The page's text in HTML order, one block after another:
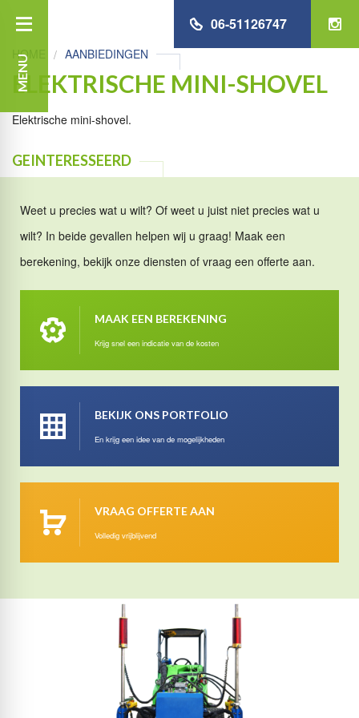
MENU
06-51126747
HOME AANBIEDINGEN
ELEKTRISCHE MINI-SHOVEL
Elektrische mini-shovel.
GEINTERESSEERD
Weet u precies wat u wilt? Of weet u juist niet precies wat u
wilt? In beide gevallen helpen wij u graag! Maak een
berekening, bekijk onze diensten of vraag een offerte aan.
MAAK EEN BEREKENING
Krijg snel een indicatie van de kosten
BEKIJK ONS PORTFOLIO
En krijg een idee van de mogelijkheden
VRAAG OFFERTE AAN
Volledig vrijblijvend